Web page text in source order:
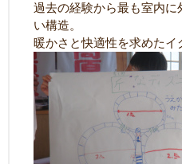
過去の経験から最も室内に
い構造。
暖かさと快適性を求めたイ